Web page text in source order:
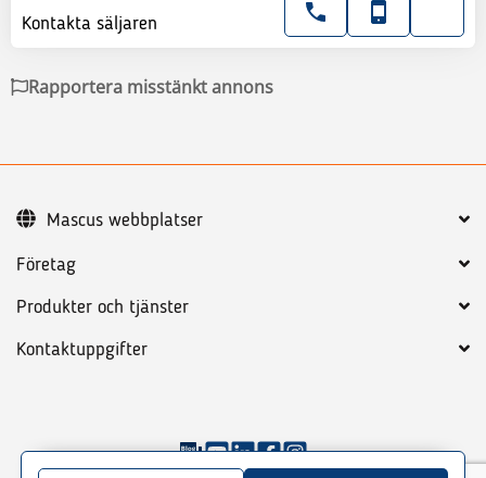
Kontakta säljaren
Rapportera misstänkt annons
Företag
Produkter och tjänster
Kontaktuppgifter
Mascus webbplatser